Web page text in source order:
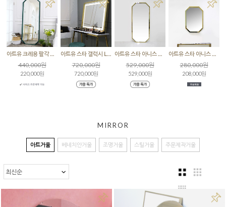
아트유 크레용 팔각 딥그린 주문제작 거울
440,000원
220,000원
아트유 스타 갤럭시 LED 미러골드 조명거울
720,000원
720,000원
아트유 스타 아니스 팔각 골드/로즈골드 전신거울
529,000원
529,000원
아트유 스타 아니스 팔각 골드 인테리어 벽거울
280,000원
208,000원
MIRROR
아트거울 베네치안거울 조명거울 스틸거울 주문제작거울